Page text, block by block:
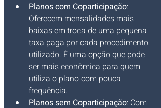
Planos com Coparticipação:
Oferecem mensalidades mais
baixas em troca de uma pequena
taxa paga por cada procedimento
utilizado. É uma opção que pode
ser mais econômica para quem
utiliza o plano com pouca
frequência.
Planos sem Coparticipação: Com